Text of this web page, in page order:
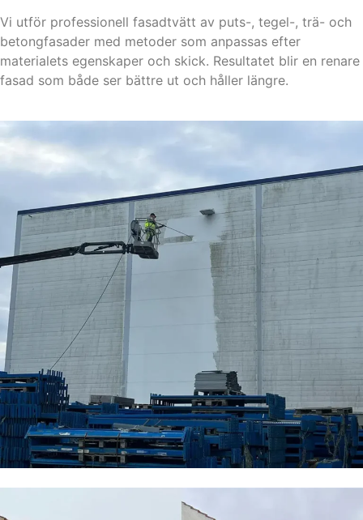
Vi utför professionell fasadtvätt av puts-, tegel-, trä- och
betongfasader med metoder som anpassas efter
materialets egenskaper och skick. Resultatet blir en renare
fasad som både ser bättre ut och håller längre.